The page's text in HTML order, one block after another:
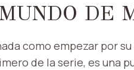
DE
como empezar por
de la serie, es una